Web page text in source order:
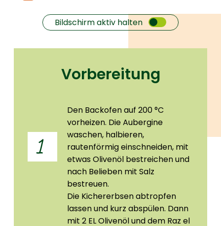
Bildschirm aktiv halten
Vorbereitung
1
Den Backofen auf 200 °C
vorheizen. Die Aubergine
waschen, halbieren,
rautenförmig einschneiden, mit
etwas Olivenöl bestreichen und
nach Belieben mit Salz
bestreuen.
Die Kichererbsen abtropfen
lassen und kurz abspülen. Dann
mit 2 EL Olivenöl und dem Raz el